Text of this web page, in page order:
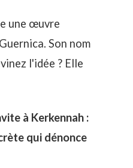
une œuvre
Son nom
l'idée ? Elle
à Kerkennah :
qui dénonce